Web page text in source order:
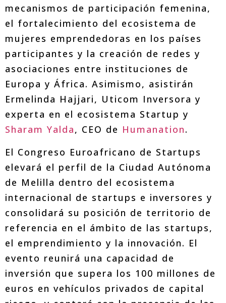
mecanismos de participación femenina,
el fortalecimiento del ecosistema de
mujeres emprendedoras en los países
participantes y la creación de redes y
asociaciones entre instituciones de
Europa y África. Asimismo, asistirán
Ermelinda Hajjari, Uticom Inversora y
experta en el ecosistema Startup y
Sharam Yalda, CEO de Humanation.
El Congreso Euroafricano de Startups
elevará el perfil de la Ciudad Autónoma
de Melilla dentro del ecosistema
internacional de startups e inversores y
consolidará su posición de territorio de
referencia en el ámbito de las startups,
el emprendimiento y la innovación. El
evento reunirá una capacidad de
inversión que supera los 100 millones de
euros en vehículos privados de capital